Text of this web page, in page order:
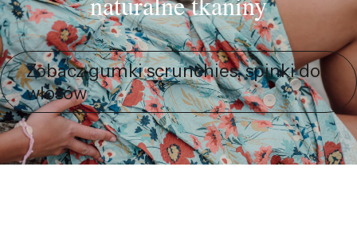
Zobacz gumki scrunchies, spinki do
włosów